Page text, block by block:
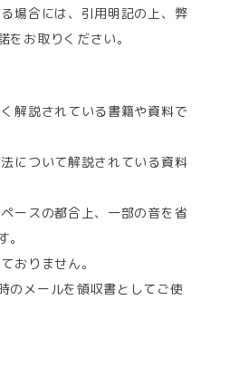
場合には、引用明記の上、弊
をお取りください。
解説されている書籍や資料で
について解説されている資料
ースの都合上、一部の音を省
おりません。
のメールを領収書としてご使